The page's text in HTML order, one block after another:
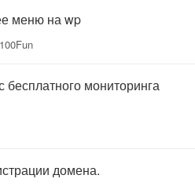
меню на wp
мониторинга
домена.